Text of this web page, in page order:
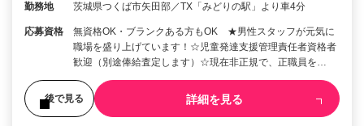
勤務地 茨城県つくば市矢田部／TX「みどりの駅」より車4分
応募資格
無資格OK・ブランクある方もOK ★男性スタッフが元気に
職場を盛り上げています！☆児童発達支援管理責任者資格者
歓迎（別途俸給査定します）☆現在非正規で、正職員を…
後で見る 詳細を見る